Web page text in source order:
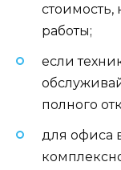
работы;
если
полного
для офиса